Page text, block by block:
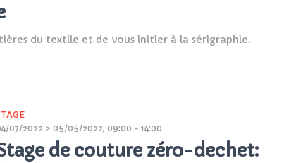
du textile et de vous initier à la sérigraphie.
07/2022 > 05/05/2022, 09:00 - 14:00
de couture zéro-dechet: